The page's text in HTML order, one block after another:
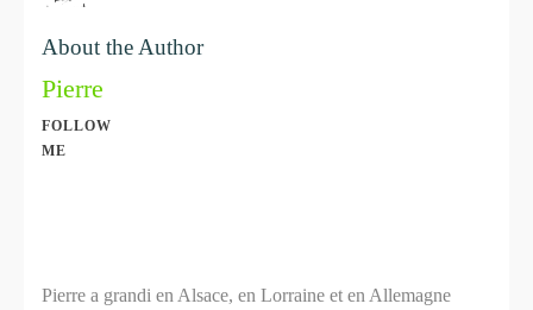
About the Author
Pierre
FOLLOW
ME
Pierre a grandi en Alsace, en Lorraine et en Allemagne